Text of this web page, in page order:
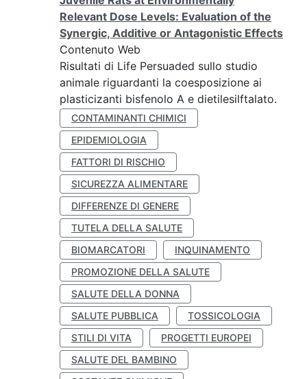
Relevant Dose Levels: Evaluation of the
Synergic, Additive or Antagonistic Effects
Contenuto Web
Risultati di Life Persuaded sullo studio
animale riguardanti la coesposizione ai
plasticizanti bisfenolo A e dietilesilftalato.
CONTAMINANTI CHIMICI
EPIDEMIOLOGIA
FATTORI DI RISCHIO
SICUREZZA ALIMENTARE
DIFFERENZE DI GENERE
TUTELA DELLA SALUTE
BIOMARCATORI
INQUINAMENTO
PROMOZIONE DELLA SALUTE
SALUTE DELLA DONNA
SALUTE PUBBLICA
TOSSICOLOGIA
STILI DI VITA
PROGETTI EUROPEI
SALUTE DEL BAMBINO